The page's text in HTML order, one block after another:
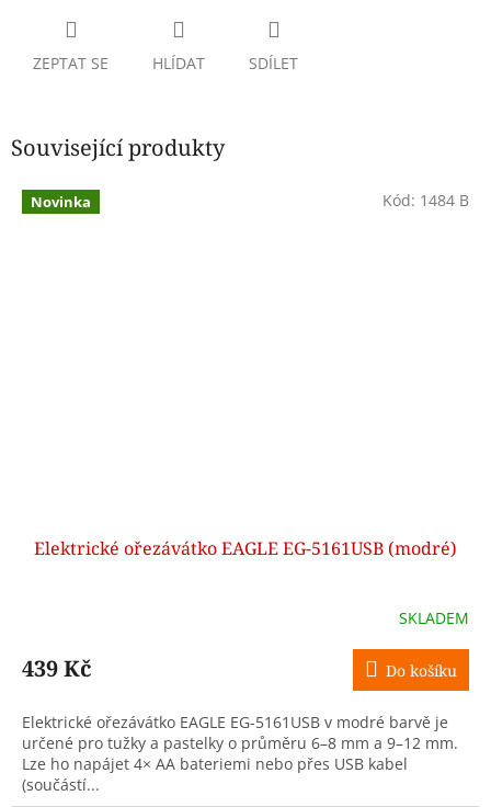
ZEPTAT SE HLÍDAT SDÍLET
Související produkty
Novinka
Elektrické ořezávátko EAGLE EG-5161USB (modré)
SKLADEM
439 Kč Do košíku
Elektrické ořezávátko EAGLE EG-5161USB v modré barvě je
určené pro tužky a pastelky o průměru 6–8 mm a 9–12 mm.
Lze ho napájet 4× AA bateriemi nebo přes USB kabel
(součástí...
Kód: 1484 B